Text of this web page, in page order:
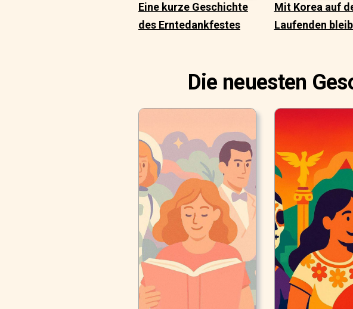
Eine kurze Geschichte
des Erntedankfestes
Mit Korea auf
Laufenden
Die neuesten